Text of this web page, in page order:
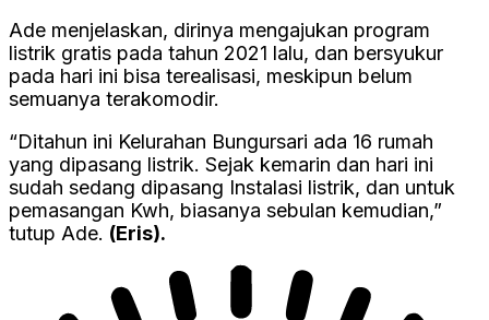
Ade menjelaskan, dirinya mengajukan program
listrik gratis pada tahun 2021 lalu, dan bersyukur
pada hari ini bisa terealisasi, meskipun belum
semuanya terakomodir.
“Ditahun ini Kelurahan Bungursari ada 16 rumah
yang dipasang listrik. Sejak kemarin dan hari ini
sudah sedang dipasang Instalasi listrik, dan untuk
pemasangan Kwh, biasanya sebulan kemudian,”
tutup Ade. (Eris).